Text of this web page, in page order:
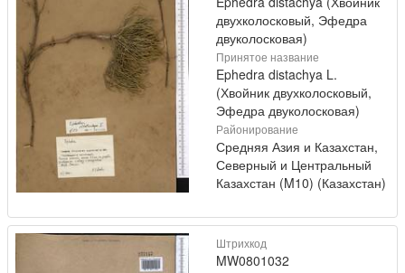
двухколосковый, Эфедра
двуколосковая)
Принятое название
Ephedra distachya L.
(Хвойник двухколосковый,
Эфедра двуколосковая)
Районирование
Средняя Азия и Казахстан,
Северный и Центральный
Казахстан (M10) (Казахстан)
Штрихкод
MW0801032